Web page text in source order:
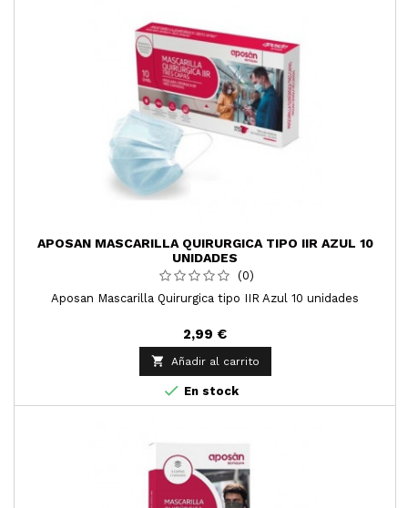
APOSAN MASCARILLA QUIRURGICA TIPO IIR AZUL 10
UNIDADES
(0)
Aposan Mascarilla Quirurgica tipo IIR Azul 10 unidades
2,99 €
 Añadir al carrito
 En stock